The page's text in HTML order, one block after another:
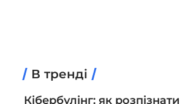
В тренді
Кібербулінг: як розпізнати